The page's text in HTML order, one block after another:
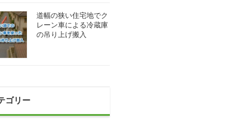
道幅の狭い住宅地でク
レーン車による冷蔵庫
の吊り上げ搬入
ゴリー